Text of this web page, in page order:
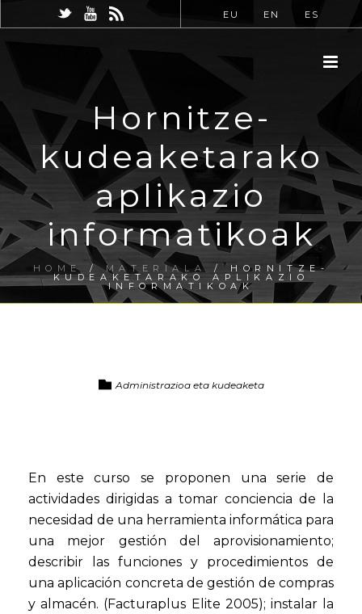
EU EN ES
Hornitze-
kudeaketarako
aplikazio
informatikoak
HOME /MATERIALA / HORNITZE-
KUDEAKETARAKO APLIKAZIO
INFORMATIKOAK
Administrazioa eta kudeaketa
En este curso se proponen una serie de
actividades dirigidas a tomar conciencia de la
necesidad de una herramienta informática para
una mejor gestión del aprovisionamiento;
describir las funciones y procedimientos de
una aplicación concreta de gestión de compras
y almacén. (Facturaplus Elite 2005); instalar la